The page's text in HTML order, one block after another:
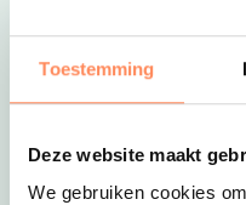
Toestemming
Deze website maakt
We gebruiken cookies
te
met een rugzak vol
RugzakroutesDeze
door